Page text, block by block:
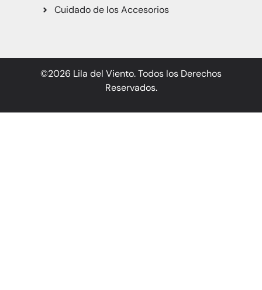
Cuidado de los Accesorios
©2026 Lila del Viento. Todos los Derechos
Reservados.